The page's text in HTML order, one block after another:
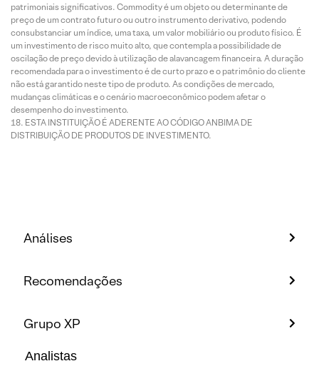
patrimoniais significativos. Commodity é um objeto ou determinante de
preço de um contrato futuro ou outro instrumento derivativo, podendo
consubstanciar um índice, uma taxa, um valor mobiliário ou produto físico. É
um investimento de risco muito alto, que contempla a possibilidade de
oscilação de preço devido à utilização de alavancagem financeira. A duração
recomendada para o investimento é de curto prazo e o patrimônio do cliente
não está garantido neste tipo de produto. As condições de mercado,
mudanças climáticas e o cenário macroeconômico podem afetar o
desempenho do investimento.
ESTA INSTITUIÇÃO É ADERENTE AO CÓDIGO ANBIMA DE
DISTRIBUIÇÃO DE PRODUTOS DE INVESTIMENTO.
Análises
Recomendações
Grupo XP
Analistas